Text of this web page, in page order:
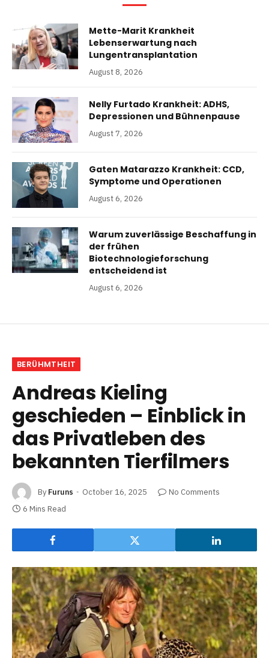
Mette-Marit Krankheit
Lebenserwartung nach
Lungentransplantation
August 8, 2026
Nelly Furtado Krankheit: ADHS,
Depressionen und Bühnenpause
August 7, 2026
Gaten Matarazzo Krankheit: CCD,
Symptome und Operationen
August 6, 2026
Warum zuverlässige Beschaffung in
der frühen
Biotechnologieforschung
entscheidend ist
August 6, 2026
BERÜHMTHEIT
Andreas Kieling
geschieden – Einblick in
das Privatleben des
bekannten Tierfilmers
By Furuns October 16, 2025
No Comments
6 Mins Read